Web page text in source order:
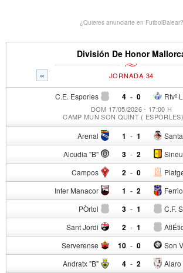
¿Quieres anunciarte en FutbolBalear?
División De Honor
« JORNADA 34
C.E. Esporles 4 - Rtvº
0
DOM 17/05/2026 - 17:00 H
CAMP MUN SON QUINT (
Arenal 1 - 1
Alcudia "B" 3 - Sineu
2
Campos 2 - 0
Inter Manacor 1 - 2
PÒrtol 3 - C.F.
1
Sant Jordi 2 - 1
Serverense 10 - Son
0
Andratx "B" 4 - Alaro
2